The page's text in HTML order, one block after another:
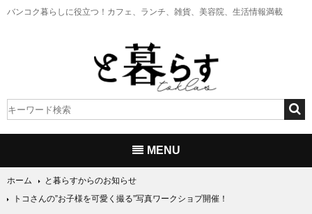
バンコク暮らしに役立つ！ カフェ、ランチ、雑貨、美容院、生活情報満載
MENU
ホーム
と暮らすからのお知らせ
トコさんの”お子様を可愛く撮る”写真ワークショプ開催！